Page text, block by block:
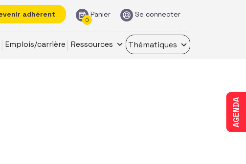
adhérent Panier
0
Se connecter
Emplois/carrière Ressources Thématiques
AGENDA